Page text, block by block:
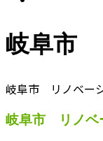
岐阜市
岐阜市 リノベー
岐阜市 リノベ